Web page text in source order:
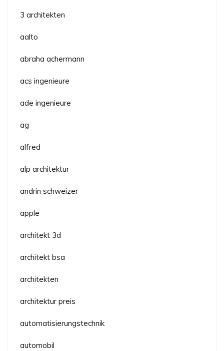
3 architekten
aalto
abraha achermann
acs ingenieure
ade ingenieure
ag
alfred
alp architektur
andrin schweizer
apple
architekt 3d
architekt bsa
architekten
architektur preis
automatisierungstechnik
automobil